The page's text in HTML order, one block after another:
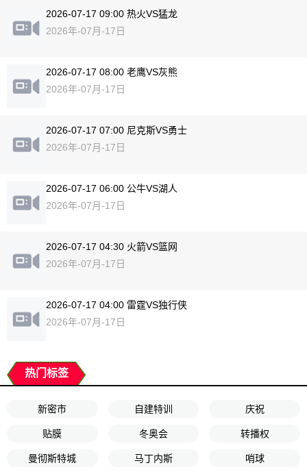
2026-07-17 09:00 热火VS猛龙
2026年-07月-17日
2026-07-17 08:00 老鹰VS灰熊
2026年-07月-17日
2026-07-17 07:00 尼克斯VS勇士
2026年-07月-17日
2026-07-17 06:00 公牛VS湖人
2026年-07月-17日
2026-07-17 04:30 火箭VS篮网
2026年-07月-17日
2026-07-17 04:00 雷霆VS独行侠
2026年-07月-17日
热门标签
新密市 自建特训 庆祝
贴膜 冬奥会 转播权
曼彻斯特城 马丁内斯 哨球